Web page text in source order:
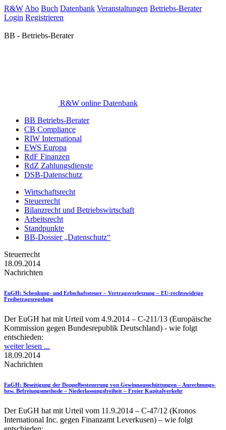
R&W Abo Buch Datenbank Veranstaltungen Betriebs-Berater
Login Registrieren
BB - Betriebs-Berater
R&W online Datenbank
BB Betriebs-Berater
CB Compliance
RIW International
EWS Europa
RdF Finanzen
RdZ Zahlungsdienste
DSB-Datenschutz
Wirtschaftsrecht
Steuerrecht
Bilanzrecht und Betriebswirtschaft
Arbeitsrecht
Standpunkte
BB-Dossier „Datenschutz“
Steuerrecht
18.09.2014
Nachrichten
EuGH: Schenkung- und Erbschaftsteuer – Vertragsverletzung – EU-rechtswidrige
Freibetragsregelung
Der EuGH hat mit Urteil vom 4.9.2014 – C-211/13 (Europäische
Kommission gegen Bundesrepublik Deutschland) - wie folgt
entschieden:
weiter lesen ...
18.09.2014
Nachrichten
EuGH: Beseitigung der Doppelbesteuerung von Gewinnausschüttungen – Anrechnungs-
bzw. Befreiungsmethode – Niederlassungsfreiheit – Freier Kapitalverkehr
Der EuGH hat mit Urteil vom 11.9.2014 – C-47/12 (Kronos
International Inc. gegen Finanzamt Leverkusen) – wie folgt